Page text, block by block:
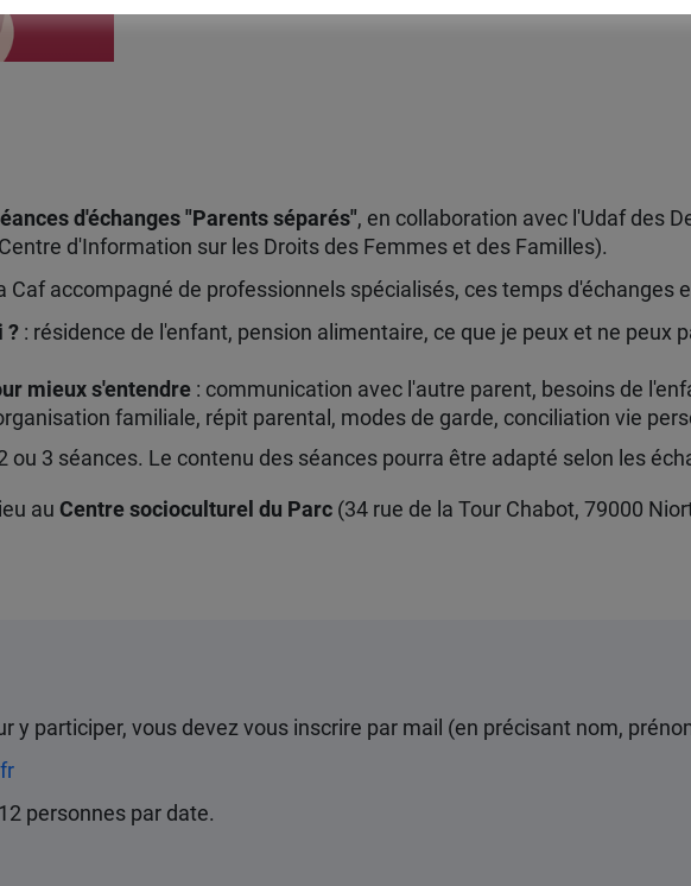
d'échanges "Parents séparés", en collaboration avec l'Udaf des
d'Information sur les Droits des Femmes et des Familles).
Caf accompagné de professionnels spécialisés, ces temps d'échanges
? : résidence de l'enfant, pension alimentaire, ce que je peux et ne peux
mieux s'entendre : communication avec l'autre parent, besoins de
familiale, répit parental, modes de garde, conciliation vie
ou 3 séances. Le contenu des séances pourra être adapté selon les
au Centre socioculturel du Parc (34 rue de la Tour Chabot, 79000
y participer, vous devez vous inscrire par mail (en précisant nom,
personnes par date.